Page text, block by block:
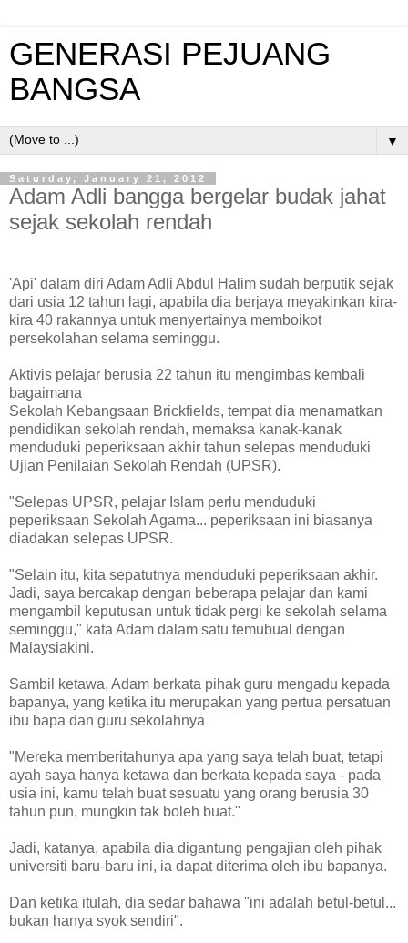
GENERASI PEJUANG
BANGSA
▼
Saturday, January 21, 2012
Adam Adli bangga bergelar budak jahat
sejak sekolah rendah
'Api' dalam diri Adam Adli Abdul Halim sudah berputik sejak
dari usia 12 tahun lagi, apabila dia berjaya meyakinkan kira-
kira 40 rakannya untuk menyertainya memboikot
persekolahan selama seminggu.
Aktivis pelajar berusia 22 tahun itu mengimbas kembali
bagaimana
Sekolah Kebangsaan Brickfields, tempat dia menamatkan
pendidikan sekolah rendah, memaksa kanak-kanak
menduduki peperiksaan akhir tahun selepas menduduki
Ujian Penilaian Sekolah Rendah (UPSR).
"Selepas UPSR, pelajar Islam perlu menduduki
peperiksaan Sekolah Agama... peperiksaan ini biasanya
diadakan selepas UPSR.
"Selain itu, kita sepatutnya menduduki peperiksaan akhir.
Jadi, saya bercakap dengan beberapa pelajar dan kami
mengambil keputusan untuk tidak pergi ke sekolah selama
seminggu," kata Adam dalam satu temubual dengan
Malaysiakini.
Sambil ketawa, Adam berkata pihak guru mengadu kepada
bapanya, yang ketika itu merupakan yang pertua persatuan
ibu bapa dan guru sekolahnya
"Mereka memberitahunya apa yang saya telah buat, tetapi
ayah saya hanya ketawa dan berkata kepada saya - pada
usia ini, kamu telah buat sesuatu yang orang berusia 30
tahun pun, mungkin tak boleh buat."
Jadi, katanya, apabila dia digantung pengajian oleh pihak
universiti baru-baru ini, ia dapat diterima oleh ibu bapanya.
Dan ketika itulah, dia sedar bahawa "ini adalah betul-betul...
bukan hanya syok sendiri".